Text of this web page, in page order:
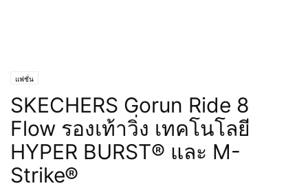
แฟชั่น
SKECHERS Gorun Ride 8
Flow รองเท้าวิ่ง เทคโนโลยี
HYPER BURST® และ M-
Strike®